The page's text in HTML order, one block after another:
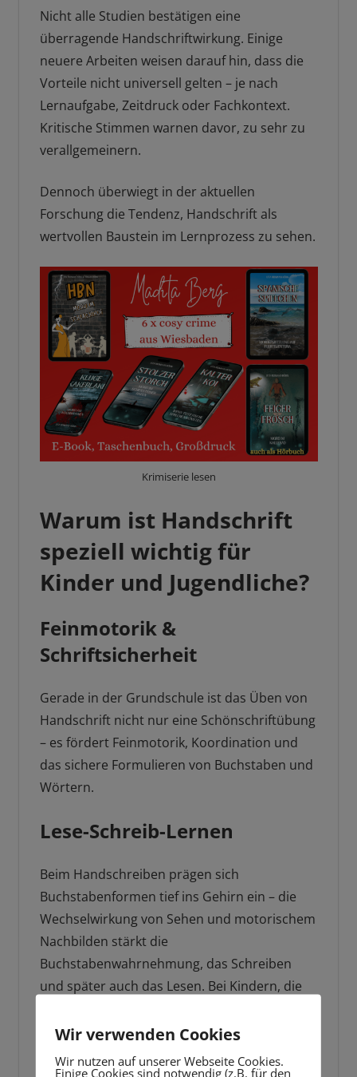
Nicht alle Studien bestätigen eine
überragende Handschriftwirkung. Einige
neuere Arbeiten weisen darauf hin, dass die
Vorteile nicht universell gelten – je nach
Lernaufgabe, Zeitdruck oder Fachkontext.
Kritische Stimmen warnen davor, zu sehr zu
verallgemeinern.
Dennoch überwiegt in der aktuellen
Forschung die Tendenz, Handschrift als
wertvollen Baustein im Lernprozess zu sehen.
Krimiserie lesen
Warum ist Handschrift
speziell wichtig für
Kinder und Jugendliche?
Feinmotorik &
Schriftsicherheit
Gerade in der Grundschule ist das Üben von
Handschrift nicht nur eine Schönschriftübung
– es fördert Feinmotorik, Koordination und
das sichere Formulieren von Buchstaben und
Wörtern.
Lese-Schreib-Lernen
Beim Handschreiben prägen sich
Buchstabenformen tief ins Gehirn ein – die
Wechselwirkung von Sehen und motorischem
Nachbilden stärkt die
Buchstabenwahrnehmung, das Schreiben
und später auch das Lesen. Bei Kindern, die
Unsicherheiten oderVerwechslungen
ähnlichen Buchstaben wie „b/d“.
Wir verwenden Cookies
Wir nutzen auf unserer Webseite Cookies.
Einige Cookies sind notwendig (z.B. für den